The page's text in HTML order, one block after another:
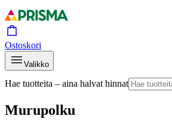
Ostoskori
Valikko
Hae tuotteita – aina halvat hinnat
Murupolku